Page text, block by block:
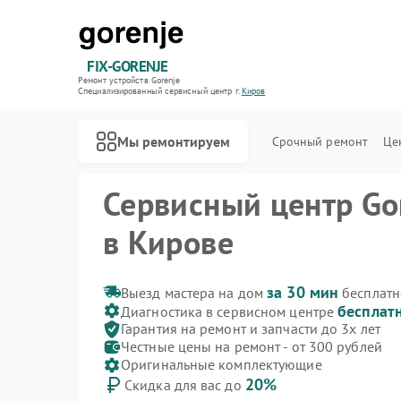
FIX-GORENJE
Ремонт устройств Gorenje
Специализированный cервисный центр г.Киров
Мы ремонтируем Срочный ремонт
Сервисный центр
в Кирове
Выезд мастера на домза 30 мин
Диагностика в сервисном центре
Гарантия на ремонт и запчасти до 3х лет
Честные цены на ремонт - от 300 рублей
Оригинальные комплектующие
Скидка для вас до 20%